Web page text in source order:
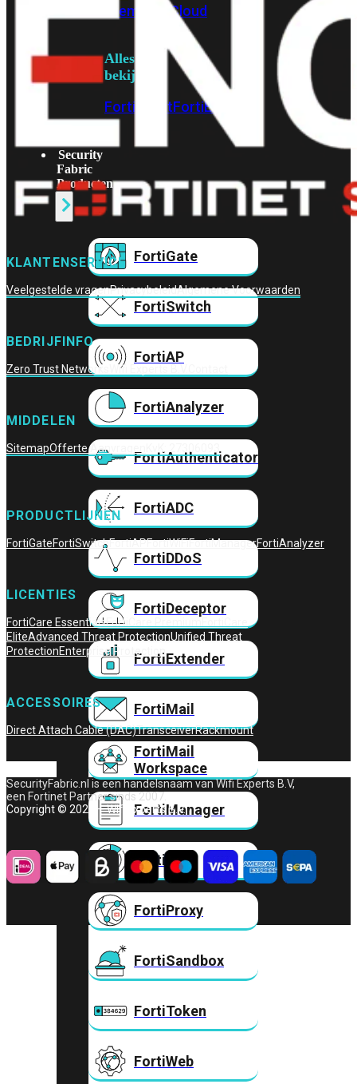
Prem
FortiCloud
Alles
bekijken
FortiClientFortiEndpoint
Security
Fabric
Producten
FortiGate
FortiSwitch
FortiAP
FortiAnalyzer
FortiAuthenticator
FortiADC
FortiDDoS
FortiDeceptor
FortiExtender
FortiMail
FortiMail
Workspace
FortiManager
FortiNAC
FortiProxy
FortiSandbox
FortiToken
FortiWeb
KLANTENSERVICE
Veelgestelde vragenPrivacybeleidAlgemene Voorwaarden
BEDRIJFINFO
Zero Trust Networks Wifi Experts B.V.
MIDDELEN
SitemapOfferte Aanvragen KvK: 27306093
PRODUCTLIJNEN
FortiGateFortiSwitchFortiAPFortiWiFiFortiManagerFortiAnalyzer
LICENTIES
FortiCare EssentialsFortiCare Premium
FortiCare
EliteAdvanced Threat ProtectionUnified Threat
ProtectionEnterprise Protection
ACCESSOIRES
Direct Attach Cable (DAC)TransceiverRackmount
SecurityFabric.nl is een handelsnaam van Wifi Experts B.V,
een Fortinet Partner sinds 2007.
Copyright © 2026 – Wifi Experts B.V.